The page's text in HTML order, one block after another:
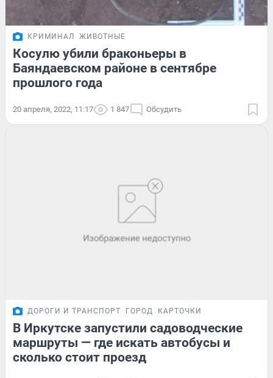
КРИМИНАЛ ЖИВОТНЫЕ
Косулю убили браконьеры в
Баяндаевском районе в сентябре
прошлого года
20 апреля, 2022, 11:17 1 847 Обсудить
ДОРОГИ И ТРАНСПОРТ ГОРОД КАРТОЧКИ
В Иркутске запустили садоводческие
маршруты — где искать автобусы и
сколько стоит проезд